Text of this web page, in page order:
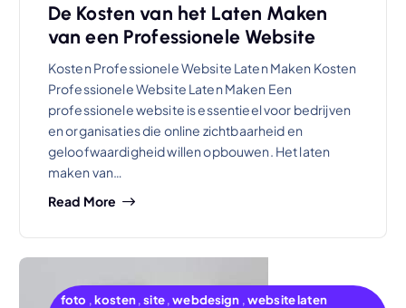
De Kosten van het Laten Maken
van een Professionele Website
Kosten Professionele Website Laten Maken Kosten
Professionele Website Laten Maken Een
professionele website is essentieel voor bedrijven
en organisaties die online zichtbaarheid en
geloofwaardigheid willen opbouwen. Het laten
maken van…
Read More
foto ,kosten,site,webdesign ,website laten